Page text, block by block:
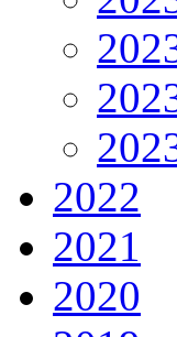
2022
2021
2020